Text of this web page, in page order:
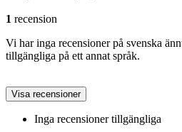
1 recension
Vi har inga recensioner på svenska
tillgängliga på ett annat språk.
Visa recensioner
Inga recensioner tillgängliga